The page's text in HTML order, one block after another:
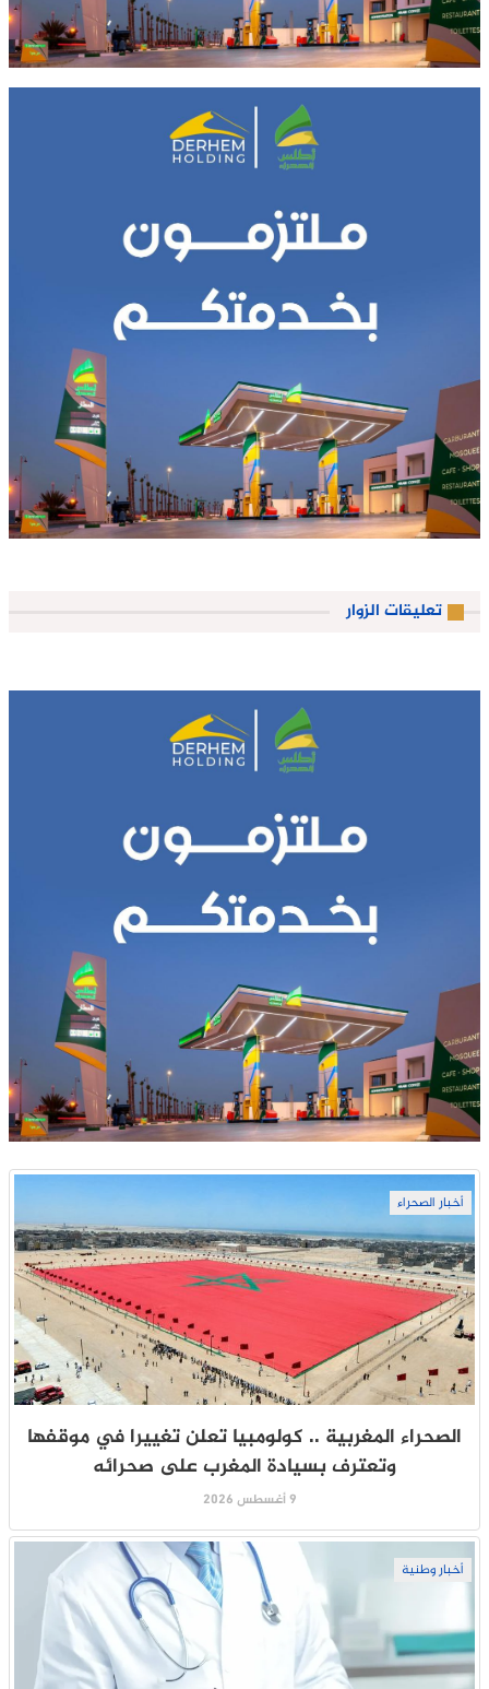
تعليقات الزوار
أخبار الصحراء
الصحراء المغربية .. كولومبيا تعلن تغييرا في موقفها
وتعترف بسيادة المغرب على صحرائه
9 أغسطس 2026
أخبار وطنية